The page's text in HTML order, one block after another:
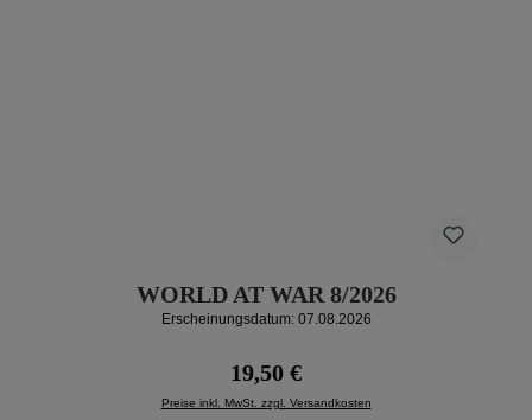
WORLD AT WAR 8/2026
Erscheinungsdatum: 07.08.2026
Regulärer Preis:
19,50 €
Preise inkl. MwSt. zzgl. Versandkosten